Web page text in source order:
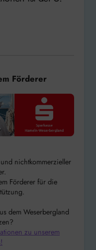
Förderer
nichtkommerzieller
Förderer für die
dem Weserbergland
zu unserem